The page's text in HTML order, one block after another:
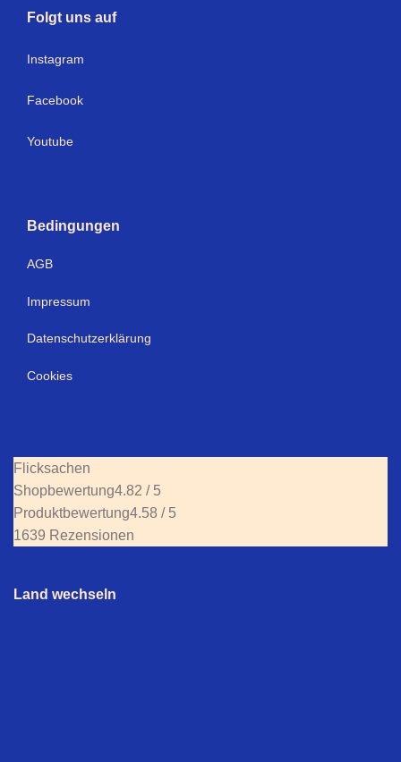
Folgt uns auf
Instagram
Facebook
Youtube
Bedingungen
AGB
Impressum
Datenschutzerklärung
Cookies
Flicksachen
Shopbewertung4.82 / 5
Produktbewertung4.58 / 5
1639 Rezensionen
Land wechseln